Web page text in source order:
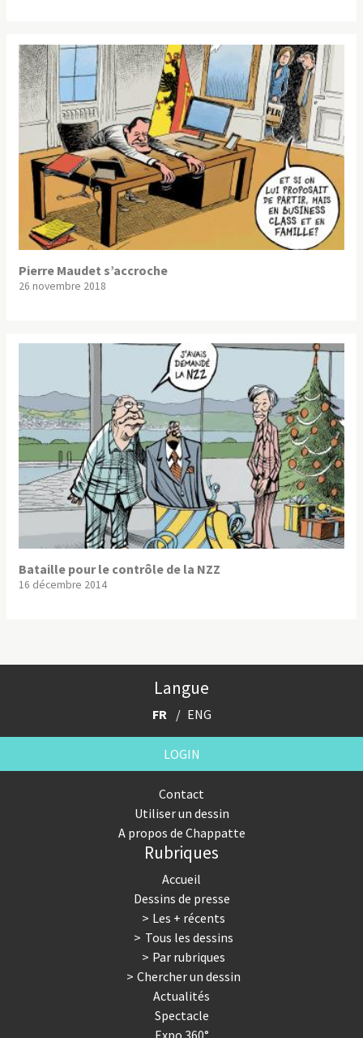
Pierre Maudet s’accroche
26 novembre 2018
Bataille pour le contrôle de la NZZ
16 décembre 2014
Langue
FR ENG
LOGIN
Contact
Utiliser un dessin
A propos de Chappatte
Rubriques
Accueil
Dessins de presse
Les + récents
Tous les dessins
Par rubriques
Chercher un dessin
Actualités
Spectacle